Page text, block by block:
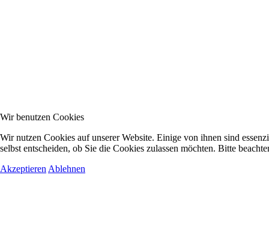
Wir benutzen Cookies
Wir nutzen Cookies auf unserer Website. Einige von ihnen sind
selbst entscheiden, ob Sie die Cookies zulassen möchten. Bitte
Akzeptieren Ablehnen